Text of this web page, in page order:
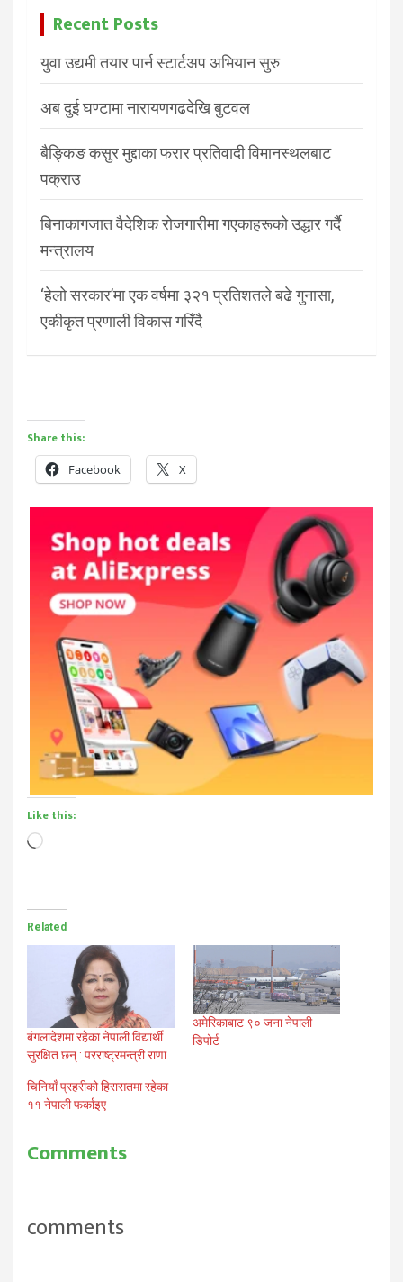
Recent Posts
युवा उद्यमी तयार पार्न स्टार्टअप अभियान सुरु
अब दुई घण्टामा नारायणगढदेखि बुटवल
बैङ्किङ कसुर मुद्दाका फरार प्रतिवादी विमानस्थलबाट
पक्राउ
बिनाकागजात वैदेशिक रोजगारीमा गएकाहरूको उद्धार गर्दै
मन्त्रालय
‘हेलो सरकार’मा एक वर्षमा ३२१ प्रतिशतले बढे गुनासा,
एकीकृत प्रणाली विकास गरिँदै
Share this:
Facebook X
Like this:
Loading…
Related
बंगलादेशमा रहेका नेपाली विद्यार्थी
सुरक्षित छन् : परराष्ट्रमन्त्री राणा
अमेरिकाबाट ९० जना नेपाली
डिपोर्ट
चिनियाँ प्रहरीको हिरासतमा रहेका
११ नेपाली फर्काइए
Comments
comments